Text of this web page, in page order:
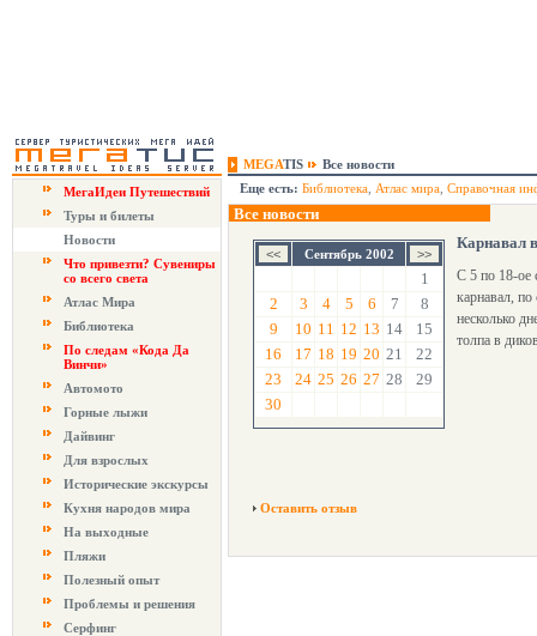
MEGATIS
Все новости
МегаИдеи Путешествий
Туры и билеты
Новости
Что привезти? Сувениры
со всего света
Атлас Мира
Библиотека
По следам «Кода Да
Винчи»
Автомото
Горные лыжи
Дайвинг
Для взрослых
Исторические экскурсы
Кухня народов мира
На выходные
Пляжи
Полезный опыт
Проблемы и решения
Серфинг
Еще есть: Библиотека Атлас мира Справочная
Все новости
Сентябрь 2002
1
2
3 4 5 6 7
8
9
10 11 12 13 14
15
16
17 18 19 20 21
22
23
24 25 26 27 28
29
30
Карнавал
С 5 по 18-ое
карнавал,
несколько
толпа в
Оставить отзыв